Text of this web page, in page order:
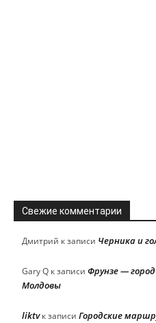
Свежие комментарии
Дмитрий к записи Черника и
Gary Q к записи Фрунзе —
Молдовы
liktvк записи Городские